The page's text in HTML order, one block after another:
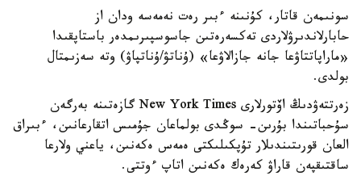
سونىمەن قاتار، كۇنىنە ءبىر رەت نەمەسە ودان از
حابارلاندىرۋلاردى تەكسەرەتىن جاسوسپىرىمدەر باستاپقىدا
«ماراپاتتاۋعا جانە جازالاۋعا» (ۇناتۋ/ۇناتپاۋ) وتە سەزىمتال
بولدى.
زەرتتەۋدىڭ اۆتورلارى New York Times گازەتىنە بەرگەن
سۇحباتىندا بۇرىن- سوڭدى بولماعان جۇمىس اتقارعانىن، ءبىراق
العان قورىتىندىلار تۇپكىلىكتى ەمەس ەكەنىن، ياعني ولارعا
ساقتىقپەن قاراۋ كەرەك ەكەنىن اتاپ ءوتتى.